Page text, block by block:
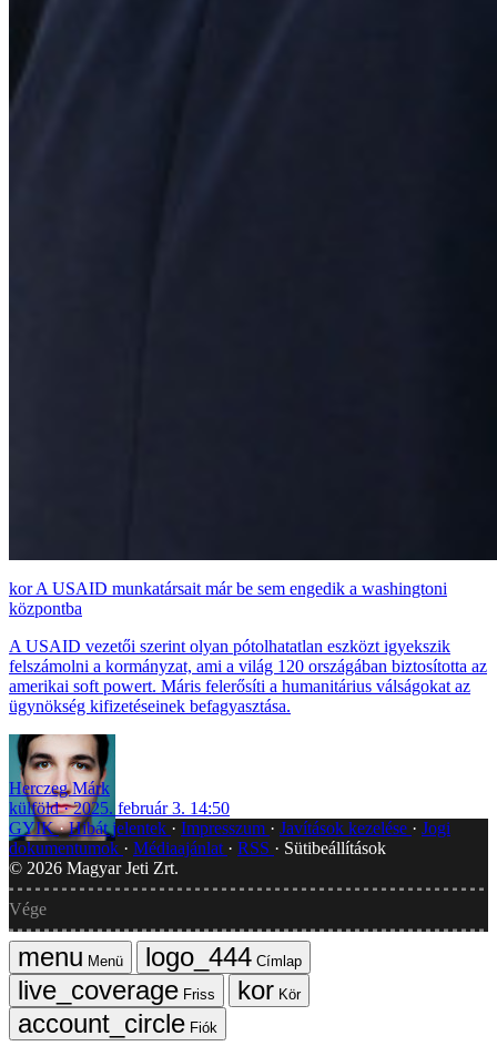
A USAID munkatársait már be sem engedik a washingtoni
központba
A USAID vezetői szerint olyan pótolhatatlan eszközt igyekszik
felszámolni a kormányzat, ami a világ 120 országában biztosította az
amerikai soft powert. Máris felerősíti a humanitárius válságokat az
ügynökség kifizetéseinek befagyasztása.
Herczeg Márk
külföld
2025. február 3. 14:50
GYIK Hibát jelentek Impresszum Javítások kezelése
Jogi
dokumentumok
Médiaajánlat RSS
Sütibeállítások
© 2026 Magyar Jeti Zrt.
Vége
Menü
Címlap
Friss
Kör
Fiók